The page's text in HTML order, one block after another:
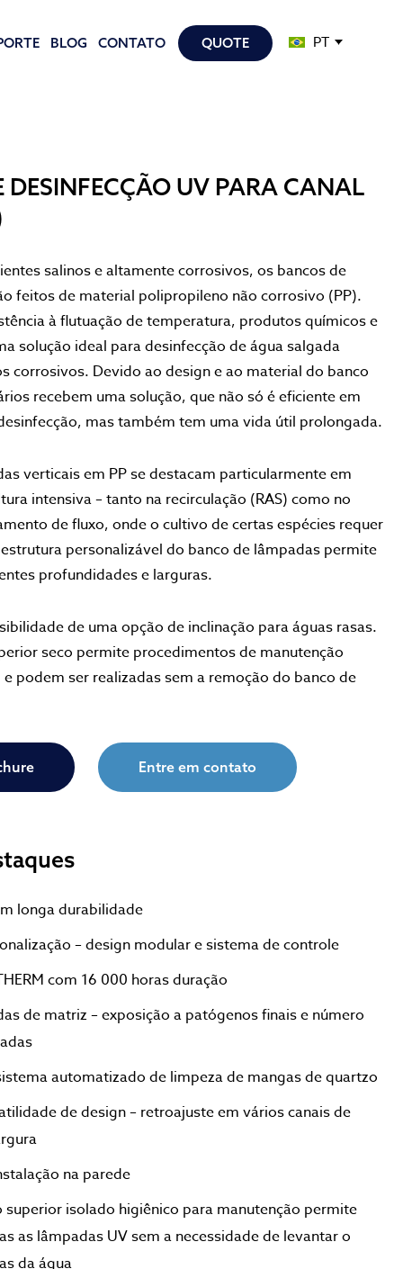
BLOG CONTATO QUOTE PT
DESINFECÇÃO UV PARA CANAL
salinos e altamente corrosivos, os bancos de
feitos de material polipropileno não corrosivo (PP).
à flutuação de temperatura, produtos químicos e
solução ideal para desinfecção de água salgada
corrosivos. Devido ao design e ao material do banco
recebem uma solução, que não só é eficiente em
mas também tem uma vida útil prolongada.
verticais em PP se destacam particularmente em
intensiva – tanto na recirculação (RAS) como no
de fluxo, onde o cultivo de certas espécies requer
personalizável do banco de lâmpadas permite
profundidades e larguras.
de uma opção de inclinação para águas rasas.
seco permite procedimentos de manutenção
podem ser realizadas sem a remoção do banco de
Entre em contato
longa durabilidade
– design modular e sistema de controle
com 16 000 horas duração
de matriz – exposição a patógenos finais e número
automatizado de limpeza de mangas de quartzo
de design – retroajuste em vários canais de
na parede
isolado higiênico para manutenção permite
as lâmpadas UV sem a necessidade de levantar o
da água